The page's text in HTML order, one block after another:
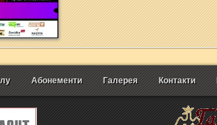
Абонементи Галерея Контакти